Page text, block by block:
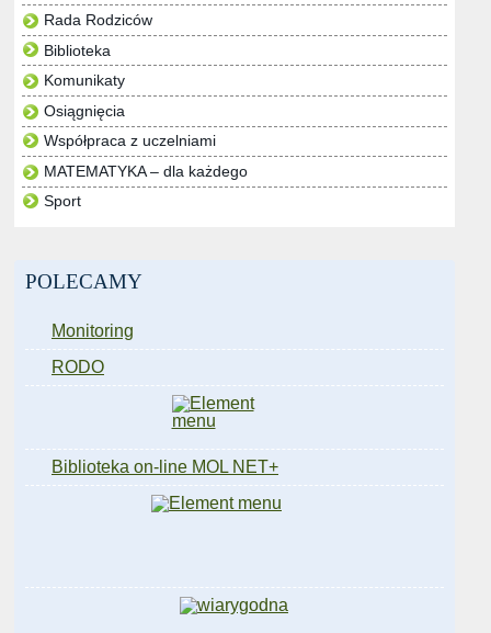
Rada Rodziców
Biblioteka
Komunikaty
Osiągnięcia
Współpraca z uczelniami
MATEMATYKA – dla każdego
Sport
POLECAMY
Monitoring
RODO
Biblioteka on-line MOL NET+